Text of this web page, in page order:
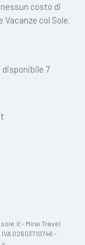
costo di
col Sole.
7
- Mirai Travel
02603710746 -